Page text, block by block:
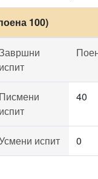
100)
испит
Писмени
испит
40
испит 0